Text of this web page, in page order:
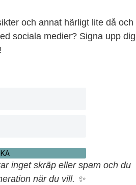
och annat härligt lite då och
sociala medier? Signa upp dig
inget skräp eller spam och du
när du vill. ✨